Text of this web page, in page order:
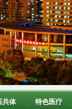
共体 特色医疗